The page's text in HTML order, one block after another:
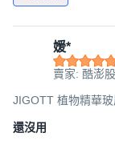
媛*
賣家: 酷澎
JIGOTT 植物精華
還沒用